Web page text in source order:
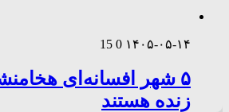
۱۴۰۵-۰۵-۱۴ 0
15
۵ شهر افسانه‌ای
زنده هستند